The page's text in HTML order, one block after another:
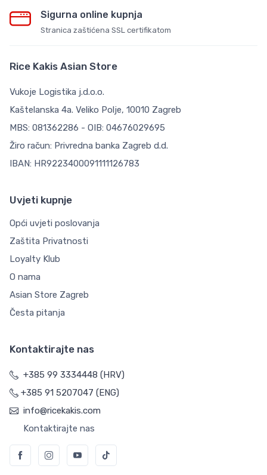
Sigurna online kupnja
Stranica zaštićena SSL certifikatom
Rice Kakis Asian Store
Vukoje Logistika j.d.o.o.
Kaštelanska 4a. Veliko Polje, 10010 Zagreb
MBS: 081362286 - OIB: 04676029695
Žiro račun: Privredna banka Zagreb d.d.
IBAN: HR9223400091111126783
Uvjeti kupnje
Opći uvjeti poslovanja
Zaštita Privatnosti
Loyalty Klub
O nama
Asian Store Zagreb
Česta pitanja
Kontaktirajte nas
+385 99 3334448 (HRV)
+385 91 5207047 (ENG)
info@ricekakis.com
Kontaktirajte nas